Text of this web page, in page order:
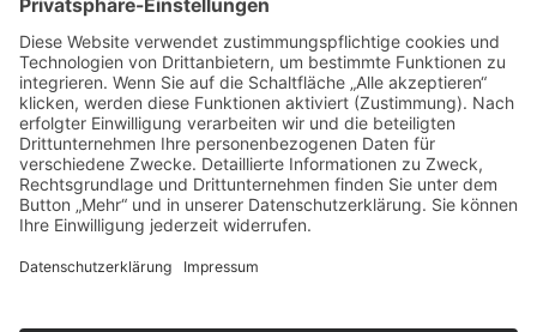
Samstag nach Vereinbarung
Parkplätze sind hinter dem Bürohaus vorhanden.
SONSTIGE
Kontakt
Schlagworte-Übersicht
Impressum
Datenschutz